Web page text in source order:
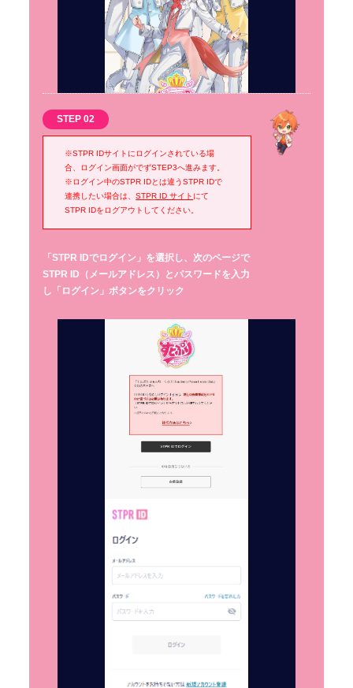
STEP 02
※STPR IDサイトにログインされている場
合、ログイン画面がでずSTEP3へ進みます。
※ログイン中のSTPR IDとは違うSTPR IDで
連携したい場合は、STPR ID サイト にて
STPR IDをログアウトしてください。
「STPR IDでログイン」を選択し、次のページで
STPR ID（メールアドレス）とパスワードを入力
し「ログイン」ボタンをクリック